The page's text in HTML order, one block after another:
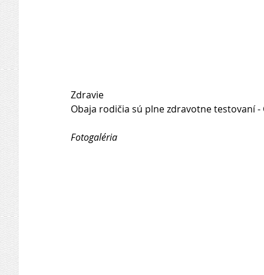
Zdravie
Obaja rodičia sú plne zdravotne testovaní -
Fotogaléria